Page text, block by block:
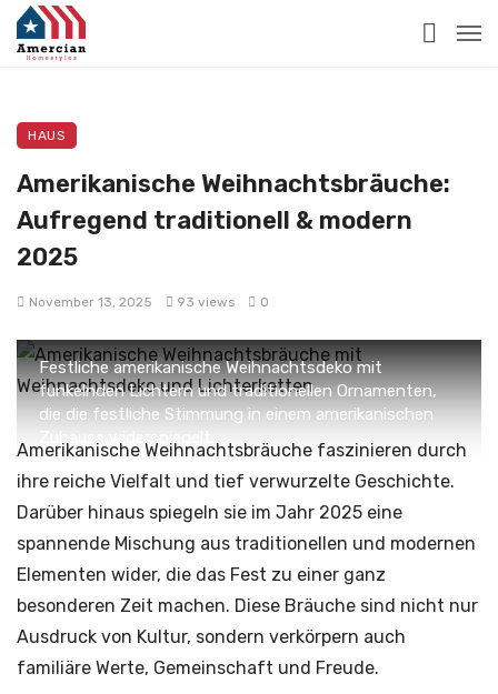
HAUS
Amerikanische Weihnachtsbräuche:
Aufregend traditionell & modern
2025
November 13, 2025 93 views 0
Festliche amerikanische Weihnachtsdeko mit
funkelnden Lichtern und traditionellen Ornamenten,
die die festliche Stimmung in einem amerikanischen
Amerikanische Weihnachtsbräuche faszinieren durch
ihre reiche Vielfalt und tief verwurzelte Geschichte.
Darüber hinaus spiegeln sie im Jahr 2025 eine
spannende Mischung aus traditionellen und modernen
Elementen wider, die das Fest zu einer ganz
besonderen Zeit machen. Diese Bräuche sind nicht nur
Ausdruck von Kultur, sondern verkörpern auch
familiäre Werte, Gemeinschaft und Freude.